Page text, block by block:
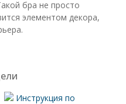
бра не просто
элементом декора,
Инструкция по